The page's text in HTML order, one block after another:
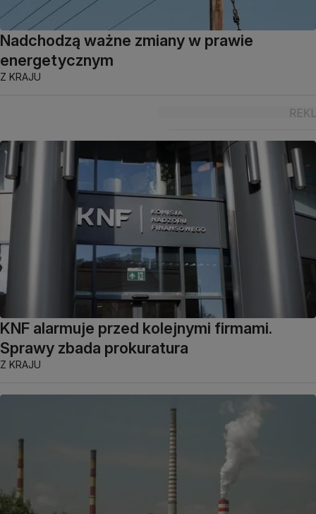
Nadchodzą ważne zmiany w prawie
energetycznym
Z KRAJU
KNF alarmuje przed kolejnymi firmami.
Sprawy zbada prokuratura
Z KRAJU